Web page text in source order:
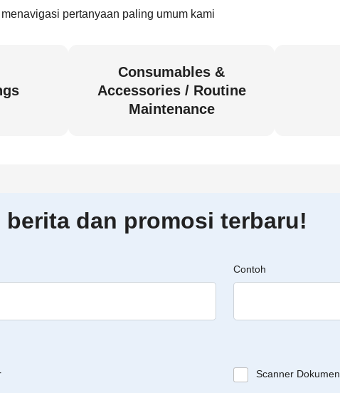
pertanyaan paling umum kami
Consumables &
Accessories / Routine
Maintenance
dan promosi terbaru!
Contoh
Scanner Dokumen